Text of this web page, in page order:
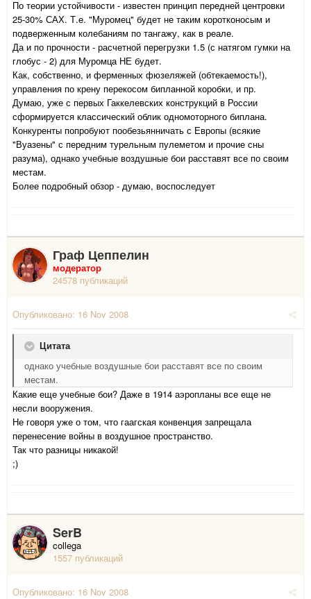
По теории устойчивости - известен принцип передней центровки
25-30% САХ. Т.е. "Муромец" будет не таким коротконосым и
подверженным колебаниям по тангажу, как в реале.
Да и по прочности - расчетной перегрузки 1.5 (с натягом гумки на
глобус - 2) для Муромца НЕ будет.
Как, собственно, и ферменных фюзеляжей (обтекаемость!),
управления по крену перекосом бипланной коробки, и пр.
Думаю, уже с первых Гаккелевских конструкций в России
сформируется классический облик одномоторного биплана.
Конкуренты попробуют пообезьянничать с Европы (всякие
"Вуазены" с передним турельным пулеметом и прочие сны
разума), однако учебные воздушные бои расставят все по своим
местам.
Более подробный обзор - думаю, воспоследует
Граф Цеппелин
модератор
24578 публикаций
Опубликовано: 16 Nov 2008
Цитата
однако учебные воздушные бои расставят все по своим
местам.
Какие еще учебные бои? Даже в 1914 аэропланы все еще не
несли вооружения.
Не говоря уже о том, что гаагская конвенция запрещала
перенесение войны в воздушное пространство.
Так что разницы никакой!
;)
SerB
collega
1557 публикаций
Опубликовано: 16 Nov 2008